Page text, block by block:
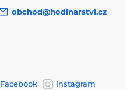
obchod@hodinarstvi.cz
Facebook Instagram